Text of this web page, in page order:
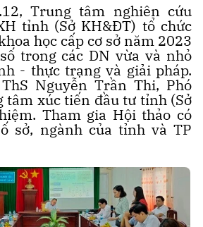
Trung tâm nghiên cứu
tỉnh (Sở KH&ĐT) tổ chức
học cấp cơ sở năm 2023
trong các DN vừa và nhỏ
- thực trạng và giải pháp.
Nguyễn Trần Thi, Phó
tâm xúc tiến đầu tư tỉnh (Sở
Tham gia Hội thảo có
sở, ngành của tỉnh và TP